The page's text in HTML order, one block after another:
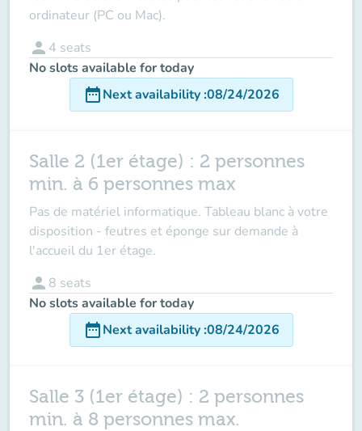
ordinateur (PC ou Mac).
person 4 seats
No slots available for today
date_rangeNext availability:08/24/2026
Salle 2 (1er étage) : 2 personnes
min. à 6 personnes max
Pas de matériel informatique. Tableau blanc à votre
disposition - feutres et éponge sur demande à
l'accueil du 1er étage.
person 8 seats
No slots available for today
date_rangeNext availability:08/24/2026
Salle 3 (1er étage) : 2 personnes
min. à 8 personnes max.